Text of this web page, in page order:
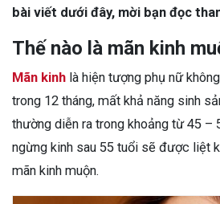
bài viết dưới đây, mời bạn đọc
Thế nào là mãn kinh
Mãn kinh là hiện tượng phụ nữ
trong 12 tháng, mất khả năng sinh
thường diễn ra trong khoảng từ 45 –
ngừng kinh sau 55 tuổi sẽ được liệt
mãn kinh muộn.